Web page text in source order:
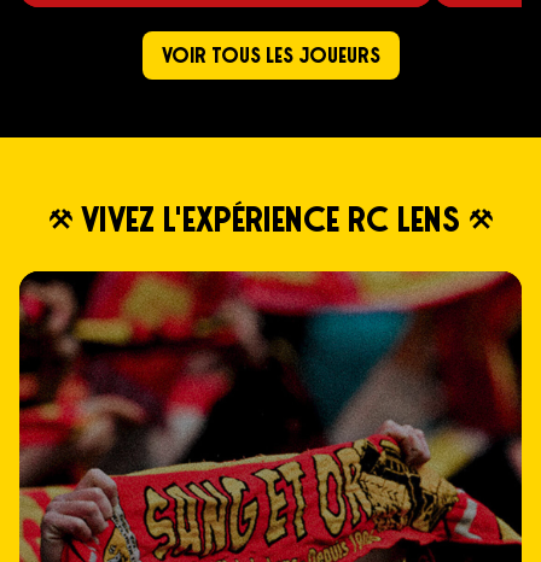
VOIR TOUS LES JOUEURS
vivez l'expérience rc lens